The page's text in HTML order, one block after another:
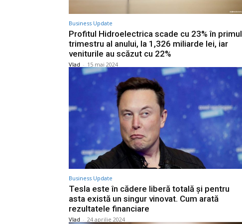
Business Update
Profitul Hidroelectrica scade cu 23% în primul
trimestru al anului, la 1,326 miliarde lei, iar
veniturile au scăzut cu 22%
Vlad - 15 mai 2024
Business Update
Tesla este în cădere liberă totală și pentru
asta există un singur vinovat. Cum arată
rezultatele financiare
Vlad - 24 aprilie 2024